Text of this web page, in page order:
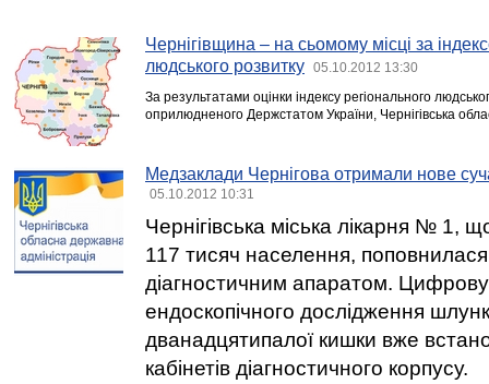
Чернігівщина – на сьомому місці за
людського розвитку
05.10.2012 13:30
За результатами оцінки індексу регіонального
оприлюдненого Держстатом України, Чернігівська
Медзаклади Чернігова отримали нове
05.10.2012 10:31
Чернігівська міська лікарня № 1,
117 тисяч населення,
діагностичним апаратом.
ендоскопічного дослідження
дванадцятипалої кишки вже
кабінетів діагностичного корпусу.